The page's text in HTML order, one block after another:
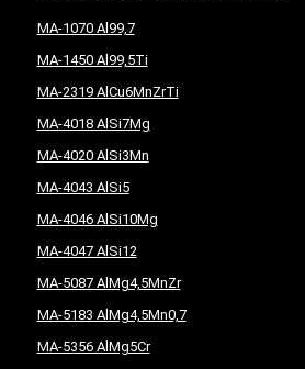
MA-1070 Al99,7
MA-1450 Al99,5Ti
MA-2319 AlCu6MnZrTi
MA-4018 AlSi7Mg
MA-4020 AlSi3Mn
MA-4043 AlSi5
MA-4046 AlSi10Mg
MA-4047 AlSi12
MA-5087 AlMg4,5MnZr
MA-5183 AlMg4,5Mn0,7
MA-5356 AlMg5Cr